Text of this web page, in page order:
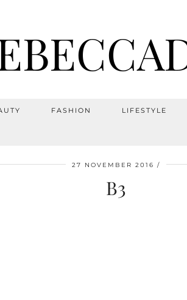
FASHION LIFESTYLE
27 NOVEMBER 2016
B3